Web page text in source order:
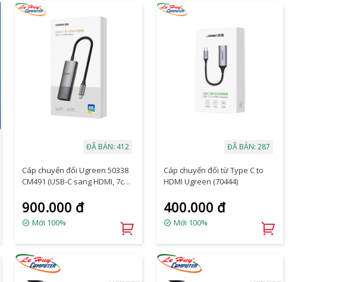
ĐÃ BÁN: 412
Cáp chuyển đổi Ugreen 50338
CM491 (USB-C sang HDMI, 7cm,
900.000 đ
Mới 100%
ĐÃ BÁN: 287
Cáp chuyển đổi từ Type C to
HDMI Ugreen (70444)
400.000 đ
Mới 100%